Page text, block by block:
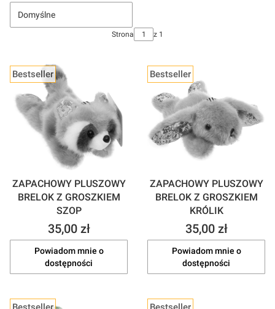
Domyślne
Strona z 1
Bestseller
ZAPACHOWY PLUSZOWY
BRELOK Z GROSZKIEM
SZOP
Cena
35,00 zł
Powiadom mnie o
dostępności
Bestseller
ZAPACHOWY PLUSZOWY
BRELOK Z GROSZKIEM
KRÓLIK
Cena
35,00 zł
Powiadom mnie o
dostępności